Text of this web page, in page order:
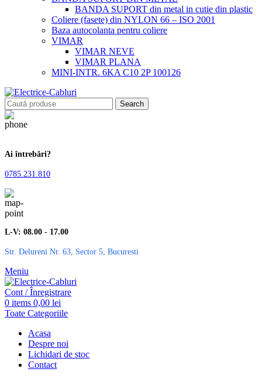
BANDA SUPORT din metal in cutie din plastic
Coliere (fasete) din NYLON 66 – ISO 2001
Baza autocolanta pentru coliere
VIMAR
VIMAR NEVE
VIMAR PLANA
MINI-INTR. 6KA C10 2P 100126
Search
Ai întrebări?
0785.231.810
L-V: 08.00 - 17.00
Str. Delureni Nr. 63, Sector 5, Bucuresti
Meniu
Cont / Înregistrare
0 items 0,00 lei
Toate Categoriile
Acasa
Despre noi
Lichidari de stoc
Contact